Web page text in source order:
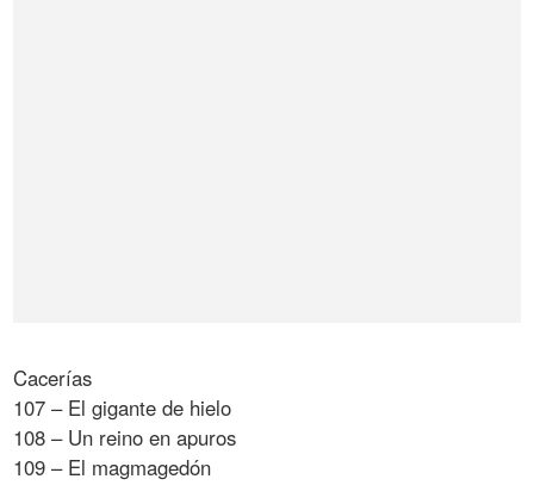
Cacerías
107 – El gigante de hielo
108 – Un reino en apuros
109 – El magmagedón